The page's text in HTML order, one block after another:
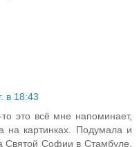
в 18:43
это всё мне напоминает,
на картинках. Подумала и
Святой Софии в Стамбуле.